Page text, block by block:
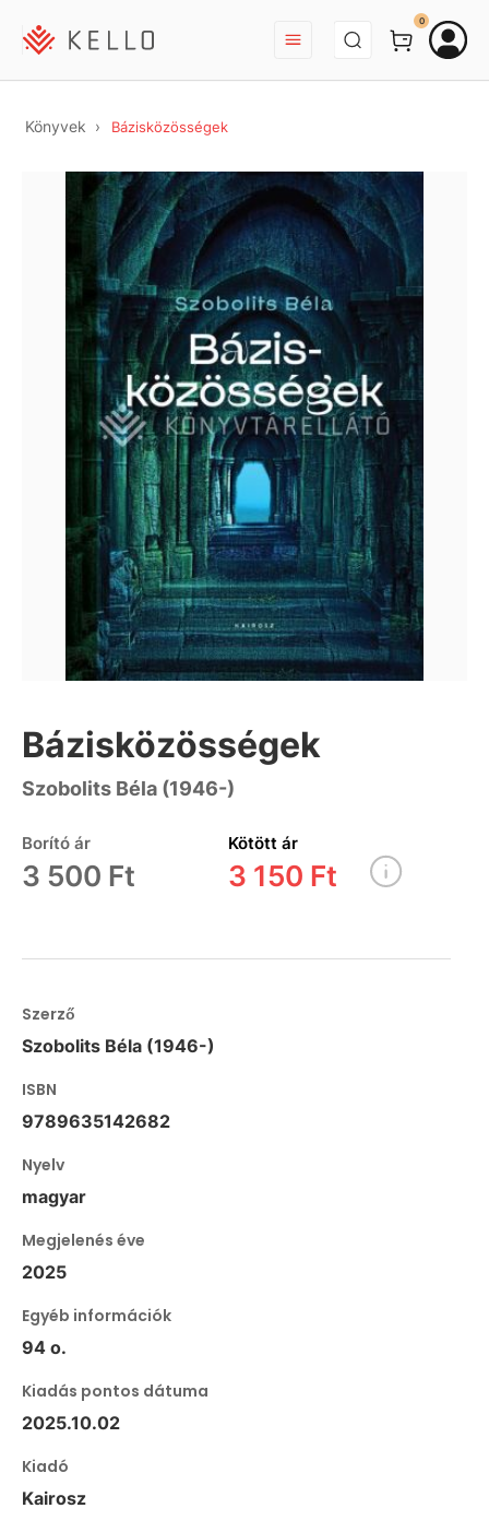
BEJELENTKEZÉS
0
Könyvek Bázisközösségek
Bázisközösségek
Szobolits Béla (1946-)
Borító ár
3 500 Ft
Kötött ár
3 150 Ft
Szerző
Szobolits Béla (1946-)
ISBN
9789635142682
Nyelv
magyar
Megjelenés éve
2025
Egyéb információk
94 o.
Kiadás pontos dátuma
2025.10.02
Kiadó
Kairosz